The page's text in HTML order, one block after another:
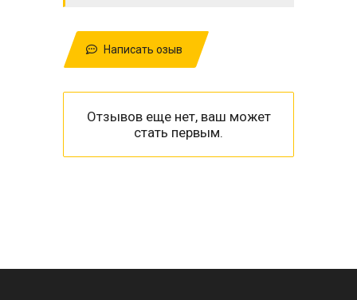
Написать озыв
Отзывов еще нет, ваш может
стать первым.